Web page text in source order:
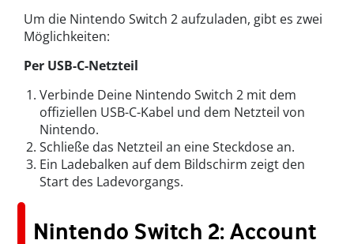
Um die Nintendo Switch 2 aufzuladen, gibt es zwei
Möglichkeiten:
Per USB-C-Netzteil
Verbinde Deine Nintendo Switch 2 mit dem
offiziellen USB-C-Kabel und dem Netzteil von
Nintendo.
Schließe das Netzteil an eine Steckdose an.
Ein Ladebalken auf dem Bildschirm zeigt den
Start des Ladevorgangs.
Nintendo Switch 2: Account